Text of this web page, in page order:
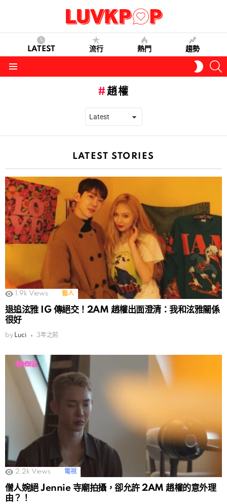
LATEST 流行 熱門 趨勢
SKIN
趙權
LATEST STORIES
1.9k Views 藝人
退追泫雅 IG 傳絕交！2AM 趙權出面澄清：我和泫雅關係
很好
by Luci 3年之前
2.2k Views 電視
僧人婉絕 Jennie 寺廟拍攝，卻允許 2AM 趙權的意外理
由？！